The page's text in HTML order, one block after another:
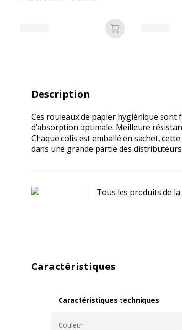
Ajouter au panier
Description
Ces rouleaux de papier hygiénique sont
d’absorption optimale. Meilleure
Chaque colis est emballé en sachet,
dans une grande partie des
Tous les produits de
Caractéristiques
Caractéristiques techniques
Couleur